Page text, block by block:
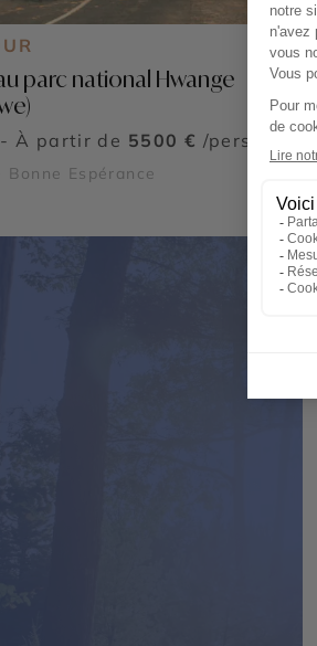
parc national Hwange
À partir de 5500 € /pers
Bonne Espérance